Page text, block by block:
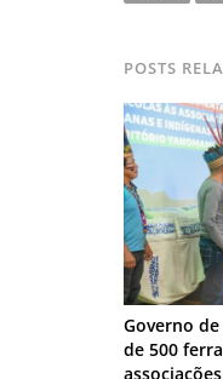
POSTS
Governo
de 500